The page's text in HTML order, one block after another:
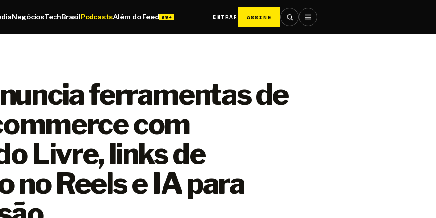
NegóciosTechBrasilPodcastsAlém do Feed ENTRAR ASSINE
ferramentas de
com
Livre, links de
no Reels e IA para